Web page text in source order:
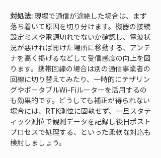
対処法: 現場で通信が途絶した場合は、まず
落ち着いて原因を切り分けます。機器の接続
設定ミスや電源切れでないか確認し、電波状
況が悪ければ開けた場所に移動する、アンテ
ナを高く掲げるなどして受信感度の向上を図
ります。携帯回線の場合は別の通信事業者の
回線に切り替えてみたり、一時的にテザリン
グやポータブルWi-Fiルーターを活用するの
も効果的です。どうしても補正が得られない
場合には、RTK測位に固執せず、一旦スタテ
ィック測位で観測データを記録し後日ポスト
プロセスで処理する、といった柔軟な対応も
検討しましょう。